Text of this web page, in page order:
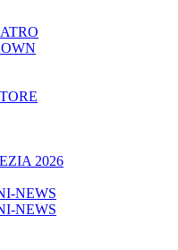
2026
NEWS
NEWS